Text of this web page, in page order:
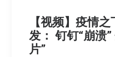
【视频】疫情
发： 钉钉“崩溃
片”